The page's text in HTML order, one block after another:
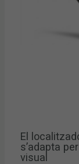
El
s’adapta
visual